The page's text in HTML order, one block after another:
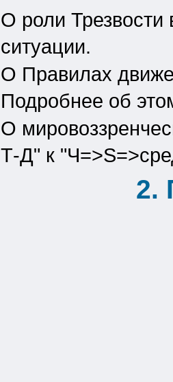
О роли
ситуации.
О Правилах
Подробнее об
О
Т-Д" к
2.